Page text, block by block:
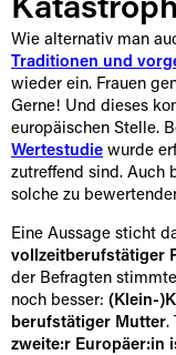
Wie alternativ man
Traditionen und
wieder ein. Frauen
Gerne! Und dieses
europäischen Stelle.
Wertestudie wurde
zutreffend sind. Auch
solche zu
Eine Aussage sticht
vollzeitberufstätiger
der Befragten
noch besser: (Klein-
berufstätiger Mutter.
zweite:r Europäer:in